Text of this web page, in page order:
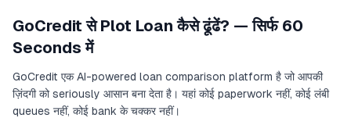
GoCredit से Plot Loan कैसे ढूंढें? — सिर्फ 60
Seconds में
GoCredit एक AI-powered loan comparison platform है जो आपकी
ज़िंदगी को seriously आसान बना देता है। यहां कोई paperwork नहीं, कोई लंबी
queues नहीं, कोई bank के चक्कर नहीं।